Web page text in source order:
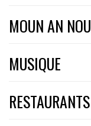
MOUN AN NOU
MUSIQUE
RESTAURANTS